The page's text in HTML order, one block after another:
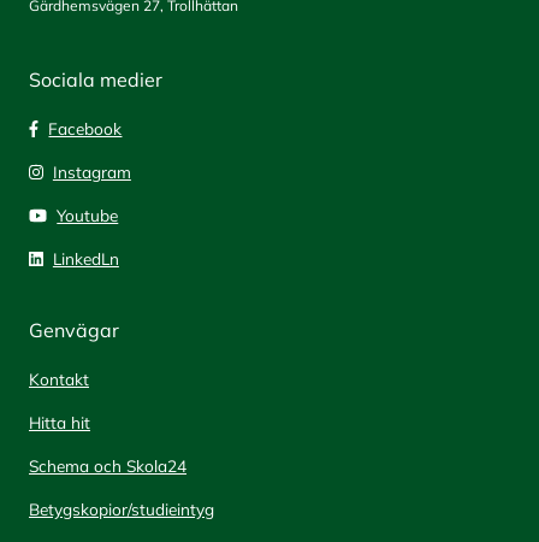
Gärdhemsvägen 27, Trollhättan
Sociala medier
Facebook
Instagram
Youtube
LinkedLn
Genvägar
Kontakt
Hitta hit
Schema och Skola24
Betygskopior/studieintyg